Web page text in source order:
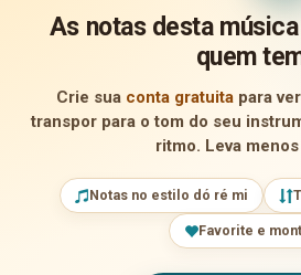
As notas desta
quem
Crie sua conta gratuita para
transpor para o tom do seu
ritmo. Leva
Notas no estilo dó ré mi
Favorite e